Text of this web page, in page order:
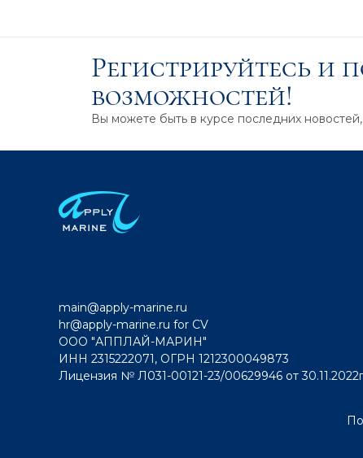
Регистрируйтесь и
возможностей!
Вы можете быть в курсе последних
main@apply-marine.ru
hr@apply-marine.ru for CV
ООО "АППЛАЙ-МАРИН"
ИНН 2315222071, ОГРН 1212300049873
Лицензия № Л031-00121-23/00629946 от